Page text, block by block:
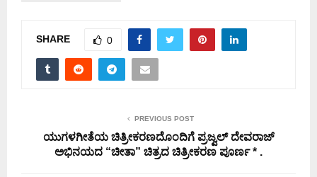
SHARE 0
PREVIOUS POST
ಯುಗಳಗೀತೆಯ ಚಿತ್ರೀಕರಣದೊಂದಿಗೆ ಪ್ರಜ್ವಲ್ ದೇವರಾಜ್
ಅಭಿನಯದ “ಚೀತಾ” ಚಿತ್ರದ ಚಿತ್ರೀಕರಣ ಪೂರ್ಣ * .